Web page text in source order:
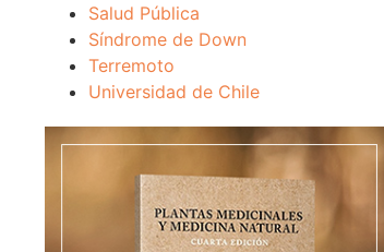
Salud Pública
Síndrome de Down
Terremoto
Universidad de Chile